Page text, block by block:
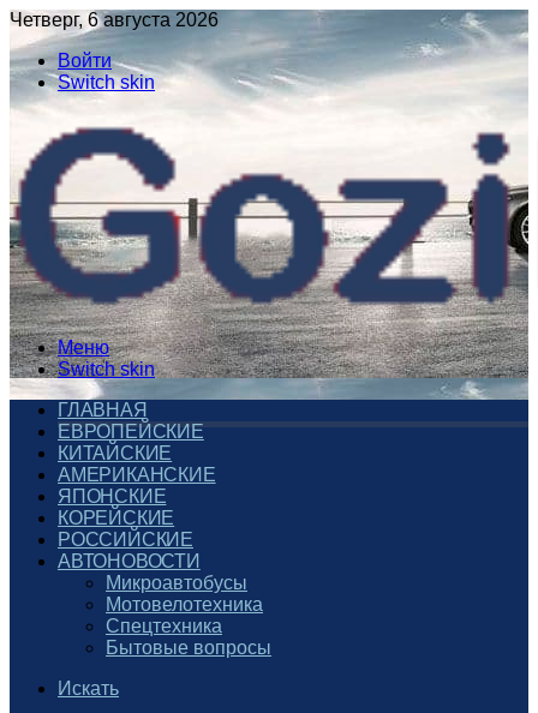
Четверг, 6 августа 2026
Войти
Switch skin
Меню
Switch skin
ГЛАВНАЯ
ЕВРОПЕЙСКИЕ
КИТАЙСКИЕ
АМЕРИКАНСКИЕ
ЯПОНСКИЕ
КОРЕЙСКИЕ
РОССИЙСКИЕ
АВТОНОВОСТИ
Микроавтобусы
Мотовелотехника
Спецтехника
Бытовые вопросы
Искать